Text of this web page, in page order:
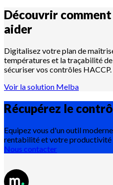
Découvrir
aider
Digitalisez votre plan de
températures et la traçabilité
sécuriser vos contrôles HACCP.
Voir la solution Melba
Récupérez le
Equipez vous d'un outil
rentabilité et votre productivité
Nous contacter